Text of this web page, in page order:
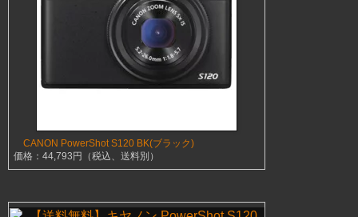
CANON PowerShot S120 BK(ブラック)
価格：44,793円（税込、送料別）